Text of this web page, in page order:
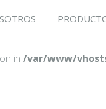
in /var/www/